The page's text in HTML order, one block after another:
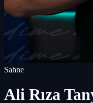
Sahne
Ali Rıza